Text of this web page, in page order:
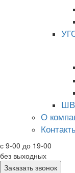
О
с 9-00 до 19-00
без выходных
Заказать звонок